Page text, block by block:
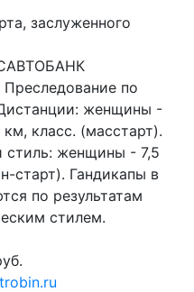
заслуженного
по
женщины -
класс. (масстарт).
стиль: женщины - 7,5
старт). Гандикапы в
по результатам
стилем.